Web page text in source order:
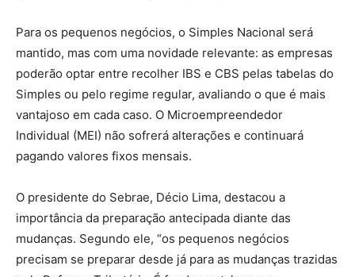
Para os pequenos negócios, o Simples Nacional será
mantido, mas com uma novidade relevante: as empresas
poderão optar entre recolher IBS e CBS pelas tabelas do
Simples ou pelo regime regular, avaliando o que é mais
vantajoso em cada caso. O Microempreendedor
Individual (MEI) não sofrerá alterações e continuará
pagando valores fixos mensais.
O presidente do Sebrae, Décio Lima, destacou a
importância da preparação antecipada diante das
mudanças. Segundo ele, “os pequenos negócios
precisam se preparar desde já para as mudanças trazidas